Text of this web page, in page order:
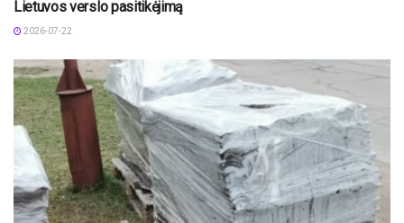
Lietuvos verslo pasitikėjimą
2026-07-22